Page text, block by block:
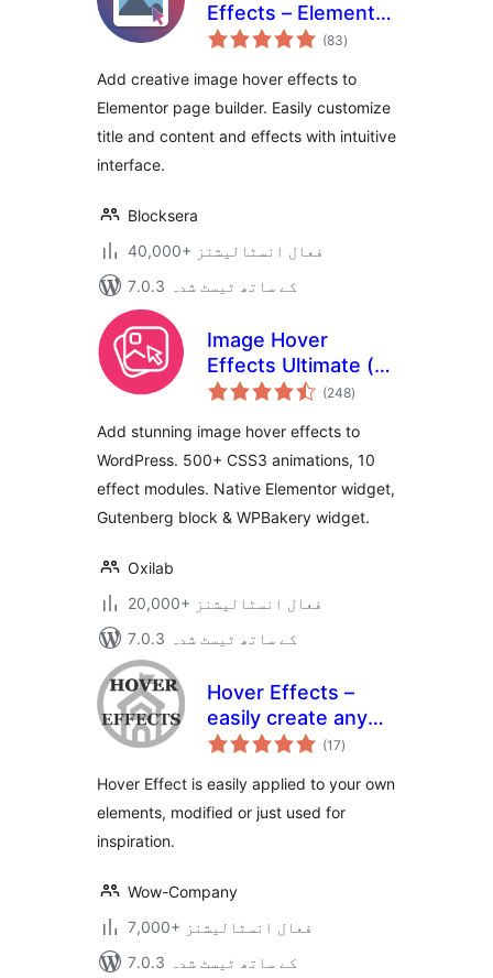
Effects – Elementor
Addon
(83مجموعی
درجہ
)
Add creative image hover effects to
Elementor page builder. Easily customize
title and content and effects with intuitive
interface.
Blocksera
40,000+ فعال انسٹالیشنز
7.0.3 کے ساتھ ٹیسٹ شدہ
Image Hover
Effects Ultimate (
Image Gallery,
Comparison &
Magnifier )
(248مجموعی
درجہ
)
Add stunning image hover effects to
WordPress. 500+ CSS3 animations, 10
effect modules. Native Elementor widget,
Gutenberg block & WPBakery widget.
Oxilab
20,000+ فعال انسٹالیشنز
7.0.3 کے ساتھ ٹیسٹ شدہ
Hover Effects –
easily create any
hover effect(17مجموعی
درجہ
)
Hover Effect is easily applied to your own
elements, modified or just used for
inspiration.
Wow-Company
7,000+ فعال انسٹالیشنز
7.0.3 کے ساتھ ٹیسٹ شدہ